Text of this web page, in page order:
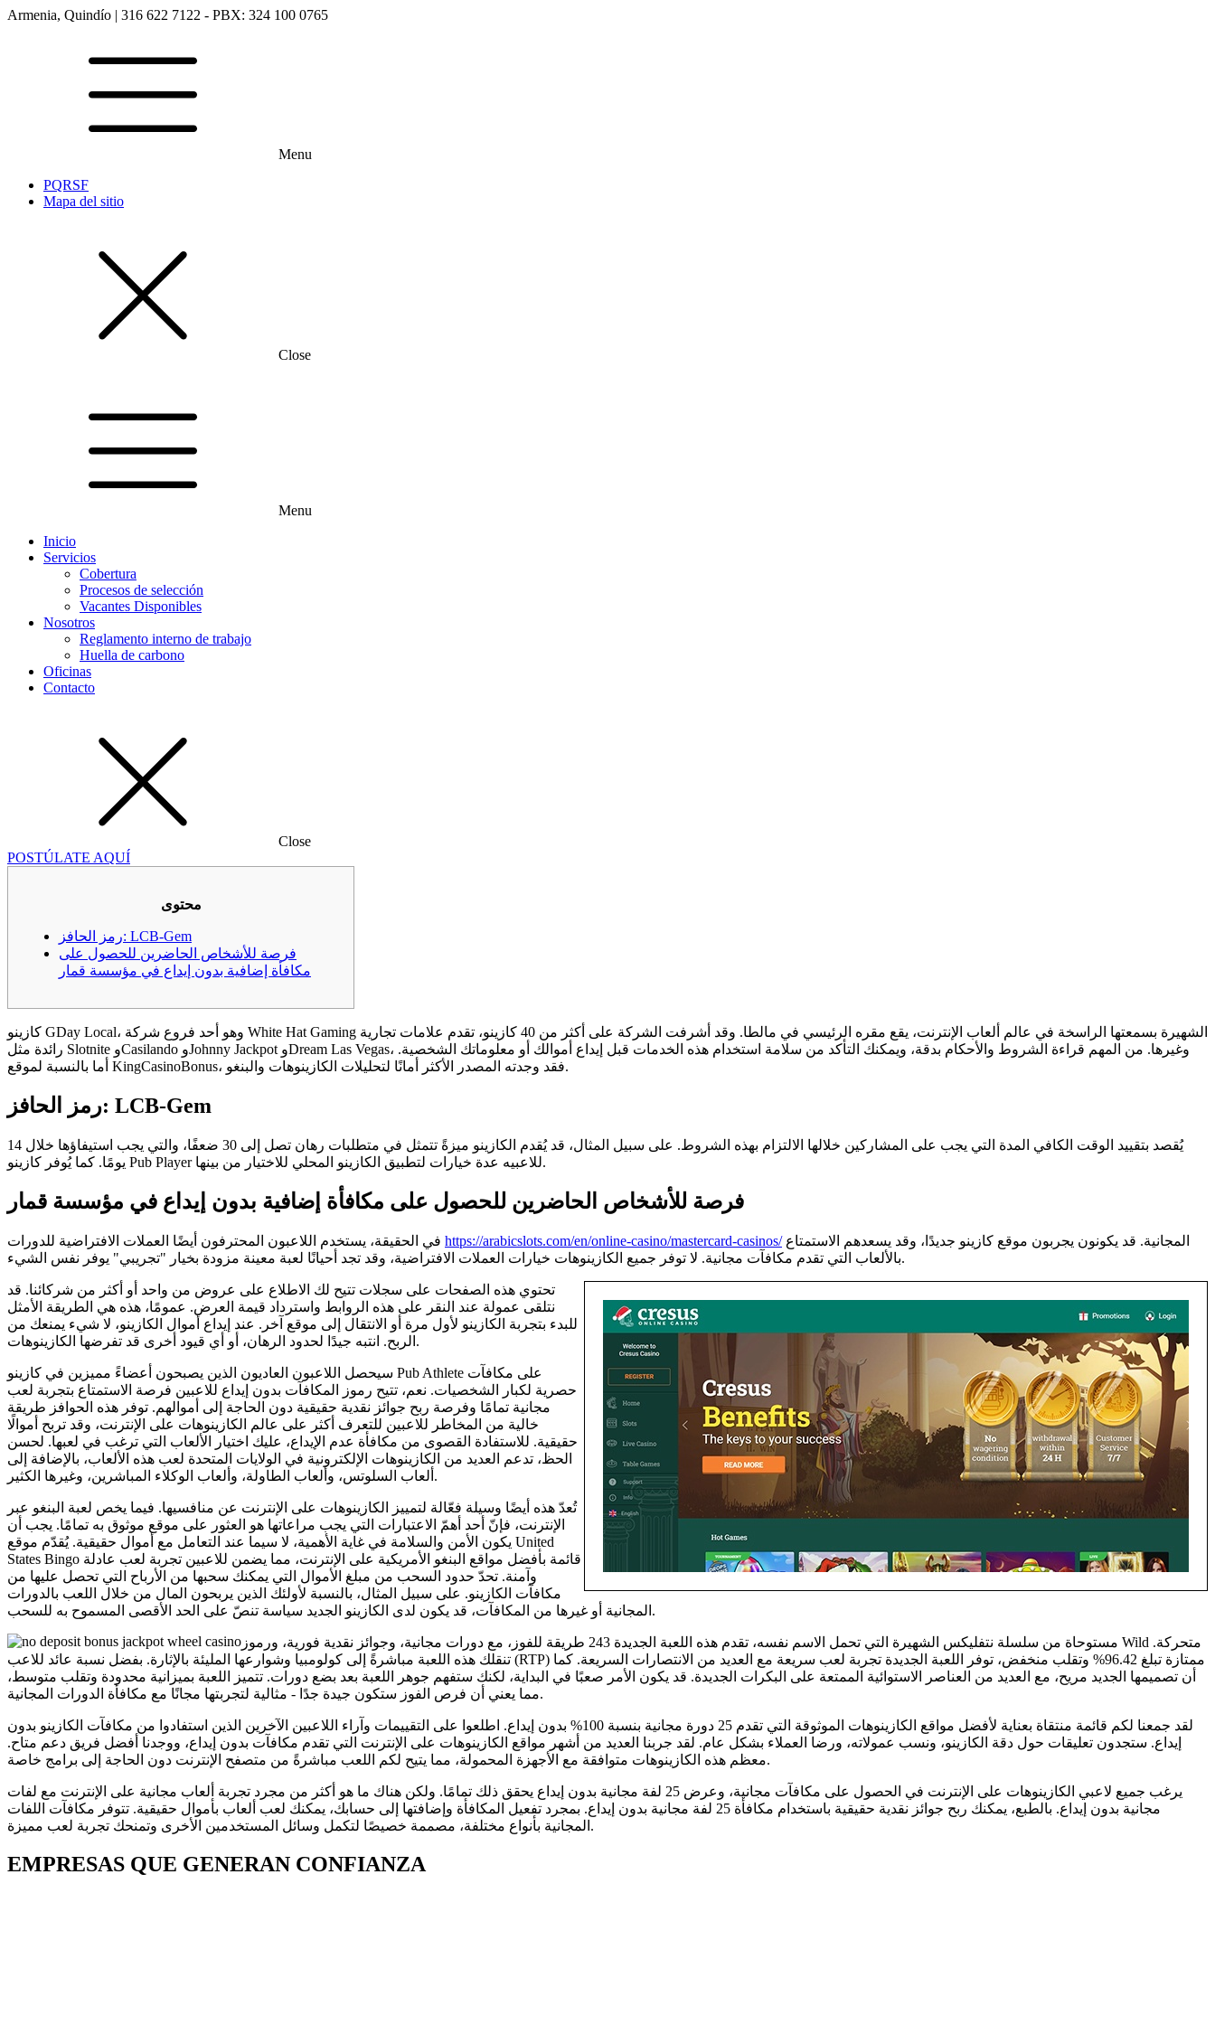
Armenia, Quindío | 316 622 7122 - PBX: 324 100 0765
Menu
PQRSF
Mapa del sitio
Close
Menu
Inicio
Servicios
Cobertura
Procesos de selección
Vacantes Disponibles
Nosotros
Reglamento interno de trabajo
Huella de carbono
Oficinas
Contacto
Close
POSTÚLATE AQUÍ
محتوى
رمز الحافز: LCB-Gem
فرصة للأشخاص الحاضرين للحصول على
مكافأة إضافية بدون إيداع في مؤسسة قمار
كازينو GDay Local، وهو أحد فروع شركة White Hat Gaming الشهيرة بسمعتها الراسخة في عالم ألعاب الإنترنت، يقع مقره الرئيسي في مالطا. وقد أشرفت الشركة على أكثر من 40 كازينو، تقدم علامات تجارية
رائدة مثل Slotnite وCasilando وJohnny Jackpot وDream Las Vegas، وغيرها. من المهم قراءة الشروط والأحكام بدقة، ويمكنك التأكد من سلامة استخدام هذه الخدمات قبل إيداع أموالك أو معلوماتك الشخصية.
أما بالنسبة لموقع KingCasinoBonus، فقد وجدته المصدر الأكثر أمانًا لتحليلات الكازينوهات والبنغو.
رمز الحافز: LCB-Gem
يُقصد بتقييد الوقت الكافي المدة التي يجب على المشاركين خلالها الالتزام بهذه الشروط. على سبيل المثال، قد يُقدم الكازينو ميزةً تتمثل في متطلبات رهان تصل إلى 30 ضعفًا، والتي يجب استيفاؤها خلال 14
يومًا. كما يُوفر كازينو Pub Player للاعبيه عدة خيارات لتطبيق الكازينو المحلي للاختيار من بينها.
فرصة للأشخاص الحاضرين للحصول على مكافأة إضافية بدون إيداع في مؤسسة قمار
https://arabicslots.com/en/online-casino/mastercard-casinos/المجانية. قد يكونون يجربون موقع كازينو جديدًا، وقد يسعدهم الاستمتاع
بالألعاب التي تقدم مكافآت مجانية. لا توفر جميع الكازينوهات خيارات العملات الافتراضية، وقد تجد أحيانًا لعبة معينة مزودة بخيار "تجريبي" يوفر نفس الشيء.
تحتوي هذه الصفحات على سجلات تتيح لك الاطلاع على عروض من واحد أو أكثر من شركائنا. قد
نتلقى عمولة عند النقر على هذه الروابط واسترداد قيمة العرض. عمومًا، هذه هي الطريقة الأمثل
للبدء بتجربة الكازينو لأول مرة أو الانتقال إلى موقع آخر. عند إيداع أموال الكازينو، لا شيء يمنعك من
الربح. انتبه جيدًا لحدود الرهان، أو أي قيود أخرى قد تفرضها الكازينوهات.
سيحصل اللاعبون العاديون الذين يصبحون أعضاءً مميزين في كازينو Pub Athlete على مكافآت
حصرية لكبار الشخصيات. نعم، تتيح رموز المكافآت بدون إيداع للاعبين فرصة الاستمتاع بتجربة لعب
مجانية تمامًا وفرصة ربح جوائز نقدية حقيقية دون الحاجة إلى أموالهم. توفر هذه الحوافز طريقة
خالية من المخاطر للاعبين للتعرف أكثر على عالم الكازينوهات على الإنترنت، وقد تربح أموالًا
حقيقية. للاستفادة القصوى من مكافأة عدم الإيداع، عليك اختيار الألعاب التي ترغب في لعبها. لحسن
الحظ، تدعم العديد من الكازينوهات الإلكترونية في الولايات المتحدة لعب هذه الألعاب، بالإضافة إلى
ألعاب السلوتس، وألعاب الطاولة، وألعاب الوكلاء المباشرين، وغيرها الكثير.
تُعدّ هذه أيضًا وسيلة فعّالة لتمييز الكازينوهات على الإنترنت عن منافسيها. فيما يخص لعبة البنغو عبر
الإنترنت، فإنّ أحد أهمّ الاعتبارات التي يجب مراعاتها هو العثور على موقع موثوق به تمامًا. يجب أن
يكون الأمن والسلامة في غاية الأهمية، لا سيما عند التعامل مع أموال حقيقية. يُقدّم موقع United
States Bingo قائمة بأفضل مواقع البنغو الأمريكية على الإنترنت، مما يضمن للاعبين تجربة لعب عادلة
وآمنة. تحدّ حدود السحب من مبلغ الأموال التي يمكنك سحبها من الأرباح التي تحصل عليها من
مكافآت الكازينو. على سبيل المثال، بالنسبة لأولئك الذين يربحون المال من خلال اللعب بالدورات
المجانية أو غيرها من المكافآت، قد يكون لدى الكازينو الجديد سياسة تنصّ على الحد الأقصى المسموح به للسحب.
مستوحاة من سلسلة نتفليكس الشهيرة التي تحمل الاسم نفسه، تقدم هذه اللعبة الجديدة 243 طريقة للفوز، مع دورات مجانية، وجوائز نقدية فورية، ورموز Wild متحركة.
تنقلك هذه اللعبة مباشرةً إلى كولومبيا وشوارعها المليئة بالإثارة. بفضل نسبة عائد للاعب (RTP) ممتازة تبلغ 96.42% وتقلب منخفض، توفر اللعبة الجديدة تجربة لعب سريعة مع العديد من الانتصارات السريعة. كما
أن تصميمها الجديد مريح، مع العديد من العناصر الاستوائية الممتعة على البكرات الجديدة. قد يكون الأمر صعبًا في البداية، لكنك ستفهم جوهر اللعبة بعد بضع دورات. تتميز اللعبة بميزانية محدودة وتقلب متوسط،
مما يعني أن فرص الفوز ستكون جيدة جدًا - مثالية لتجربتها مجانًا مع مكافأة الدورات المجانية.
لقد جمعنا لكم قائمة منتقاة بعناية لأفضل مواقع الكازينوهات الموثوقة التي تقدم 25 دورة مجانية بنسبة 100% بدون إيداع. اطلعوا على التقييمات وآراء اللاعبين الآخرين الذين استفادوا من مكافآت الكازينو بدون
إيداع. ستجدون تعليقات حول دقة الكازينو، ونسب عمولاته، ورضا العملاء بشكل عام. لقد جربنا العديد من أشهر مواقع الكازينوهات على الإنترنت التي تقدم مكافآت بدون إيداع، ووجدنا أفضل فريق دعم متاح.
معظم هذه الكازينوهات متوافقة مع الأجهزة المحمولة، مما يتيح لكم اللعب مباشرةً من متصفح الإنترنت دون الحاجة إلى برامج خاصة.
يرغب جميع لاعبي الكازينوهات على الإنترنت في الحصول على مكافآت مجانية، وعرض 25 لفة مجانية بدون إيداع يحقق ذلك تمامًا. ولكن هناك ما هو أكثر من مجرد تجربة ألعاب مجانية على الإنترنت مع لفات
مجانية بدون إيداع. بالطبع، يمكنك ربح جوائز نقدية حقيقية باستخدام مكافأة 25 لفة مجانية بدون إيداع. بمجرد تفعيل المكافأة وإضافتها إلى حسابك، يمكنك لعب ألعاب بأموال حقيقية. تتوفر مكافآت اللفات
المجانية بأنواع مختلفة، مصممة خصيصًا لتكمل وسائل المستخدمين الأخرى وتمنحك تجربة لعب مميزة.
EMPRESAS QUE GENERAN CONFIANZA